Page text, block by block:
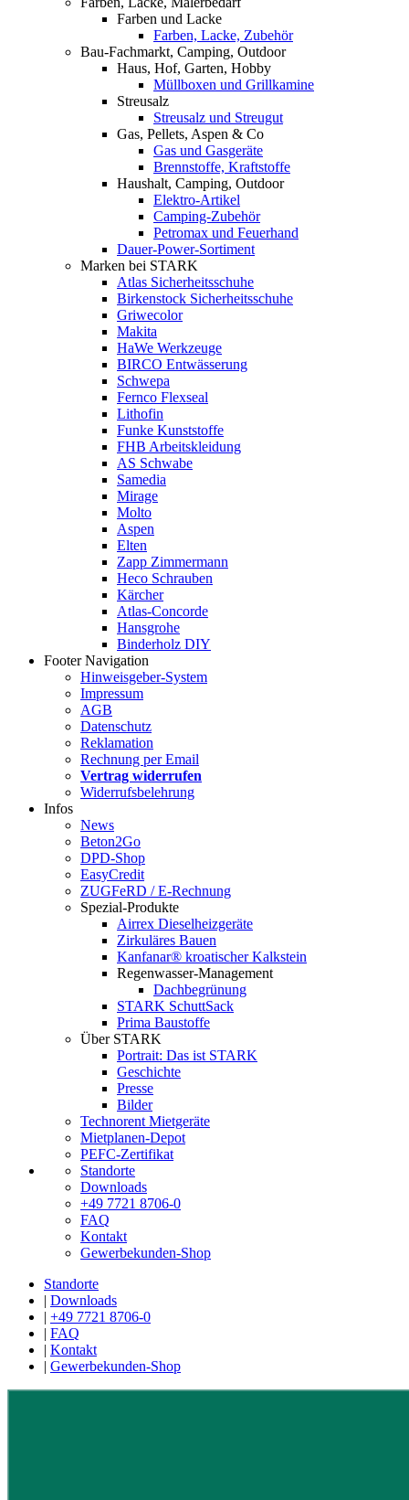
Farben und Lacke
Farben, Lacke, Zubehör
Bau-Fachmarkt, Camping, Outdoor
Haus, Hof, Garten, Hobby
Müllboxen und Grillkamine
Streusalz
Streusalz und Streugut
Gas, Pellets, Aspen & Co
Gas und Gasgeräte
Brennstoffe, Kraftstoffe
Haushalt, Camping, Outdoor
Elektro-Artikel
Camping-Zubehör
Petromax und Feuerhand
Dauer-Power-Sortiment
Marken bei STARK
Atlas Sicherheitsschuhe
Birkenstock Sicherheitsschuhe
Griwecolor
Makita
HaWe Werkzeuge
BIRCO Entwässerung
Schwepa
Fernco Flexseal
Lithofin
Funke Kunststoffe
FHB Arbeitskleidung
AS Schwabe
Samedia
Mirage
Molto
Aspen
Elten
Zapp Zimmermann
Heco Schrauben
Kärcher
Atlas-Concorde
Hansgrohe
Binderholz DIY
Footer Navigation
Hinweisgeber-System
Impressum
AGB
Datenschutz
Reklamation
Rechnung per Email
Vertrag widerrufen
Widerrufsbelehrung
Infos
News
Beton2Go
DPD-Shop
EasyCredit
ZUGFeRD / E-Rechnung
Spezial-Produkte
Airrex Dieselheizgeräte
Zirkuläres Bauen
Kanfanar® kroatischer Kalkstein
Regenwasser-Management
Dachbegrünung
STARK SchuttSack
Prima Baustoffe
Über STARK
Portrait: Das ist STARK
Geschichte
Presse
Bilder
Technorent Mietgeräte
Mietplanen-Depot
PEFC-Zertifikat
Standorte
Downloads
+49 7721 8706-0
FAQ
Kontakt
Gewerbekunden-Shop
Standorte
| Downloads
| +49 7721 8706-0
| FAQ
| Kontakt
| Gewerbekunden-Shop